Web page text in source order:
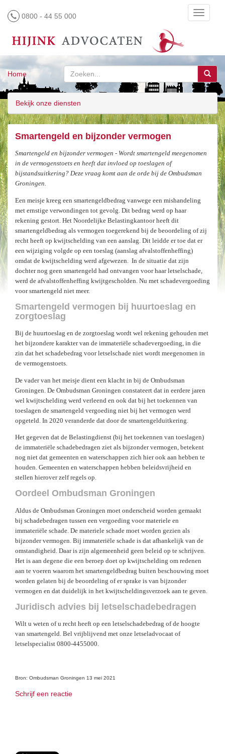
Toggle
0800 - 44 55 000
Home
Bekijk onze diensten
Smartengeld en bijzonder vermogen
Smartengeld en bijzonder vermogen - Wordt smartengeld meegenomen
in de vermogenstoets en heeft dat invloed op toeslagen of
bijstandsuitkering? Deze vraag komt aan de orde bij de Ombudsman
Groningen.
Een meisje kreeg een smartengeldbedrag vanwege een mishandeling
met ernstige verwondingen tot gevolg. Dit bedrag werd op haar
rekening gestort. Het Noordelijke Belastingkantoor heeft dit
smartengeldbedrag als vermogen toegerekend bij de beoordeling of zij
recht heeft op kwijtschelding van een aanslag. Dit leidde er toe dat er
een wijziging volgde op een toeslag (aanslag afvalstoffenheffing)
omdat de kwijtschelding werd afgewezen.
In de situatie dat zijn
dochter nog geen smartengeld had ontvangen voor haar letselschade,
werd de afvalstoffenheffing kwijtgescholden. Nu met schadevergoeding
voor smartengeld niet meer.
Smartengeld vermogen bij huurtoeslag en
zorgtoeslag
Bij de huurtoeslag en de zorgtoeslag wordt wel rekening gehouden met
het bijzondere karakter van de immateriële schadevergoeding, in die
zin dat het schadebedrag voor letselschade niet wordt meegenomen in
de vermogenstoets.
De vader van het meisje dient een klacht in bij de Ombudsman
Groningen. De Ombudsman Groningen constateert dat in eerdere jaren
wel kwijtschelding werd verleend en ook dat bij het toekennen van
toeslagen de smartengeld vergoeding niet bij het vermogen werd
opgeteld. In 2020 veranderde dat door de smartengelduitkering.
Het gegeven dat de Belastingdienst (bij het toekennen van toeslagen)
de immateriële schadebedragen ziet als bijzonder vermogen, betekent
nog niet dat gemeenten en waterschappen zich hier ook aan hebben te
houden. Gemeenten en waterschappen hebben beleidsvrijheid en
stellen hierover zelf regels op.
Oordeel Ombudsman Groningen
Aldus de Ombudsman Groningen moet onderscheid worden gemaakt
bij schadebedragen tussen een vergoeding voor materiele en
immateriële schade. De materiele schade moet worden gezien als
bijzonder vermogen. Bij immateriële schade is dat afhankelijk van de
omstandigheid. Daar is zijn algemeenheid geen beleid op te schrijven.
Het is aan degene die een beroep doet op kwijtschelding om redenen
aan te voeren waarom het smartengeldbedrag buiten beschouwing moet
worden gelaten bij de beoordeling of er sprake is van bijzonder
vermogen en dat duidelijk in het kwijtscheldingsverzoek aan te geven.
Juridisch advies bij letselschadebedragen
Wilt u weten of u recht heeft op een letselschadebedrag of de hoogte
van smartengeld. Bel vrijblijvend met onze letseladvocaat of
letselspecialist 0800-4455000.
Bron: Ombudsman Groningen 13 mei 2021
Schrijf een reactie